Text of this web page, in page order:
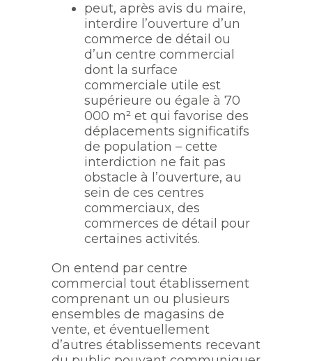
peut, après avis du maire,
interdire l’ouverture d’un
commerce de détail ou
d’un centre commercial
dont la surface
commerciale utile est
supérieure ou égale à 70
000 m² et qui favorise des
déplacements significatifs
de population – cette
interdiction ne fait pas
obstacle à l’ouverture, au
sein de ces centres
commerciaux, des
commerces de détail pour
certaines activités.
On entend par centre
commercial tout établissement
comprenant un ou plusieurs
ensembles de magasins de
vente, et éventuellement
d’autres établissements recevant